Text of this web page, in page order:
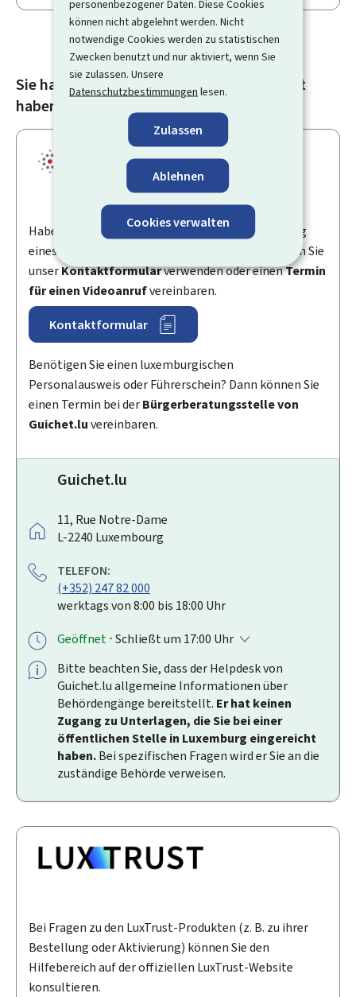
personenbezogener Daten. Diese Cookies
können nicht abgelehnt werden. Nicht
notwendige Cookies werden zu statistischen
Zwecken benutzt und nur aktiviert, wenn Sie
sie zulassen. Unsere
Datenschutzbestimmungen lesen.
Zulassen
Ablehnen
Cookies verwalten
Sie haben nicht gefunden, was Sie gesucht
haben?
Haben Sie eine Frage in Bezug auf die Durchführung
eines Vorgangs oder zu
Guichet.lu? Dann können Sie
unserKontaktformularverwenden oder einenTermin
für einen Videoanrufvereinbaren.
Kontaktformular
Benötigen Sie einen luxemburgischen
Personalausweis oder Führerschein? Dann können Sie
einen Termin bei derBürgerberatungsstelle von
Guichet.luvereinbaren.
Guichet.lu
A
D
E
S
S
:
11, Rue Notre-Dame
L-2240 Luxembourg
TELEFON:
(+352) 247 82 000
werktags von 8:00 bis 18:00 Uhr
Geöffnet⋅ Schließt um 17:00 Uhr
Bitte beachten Sie, dass derHelpdeskvon
Guichet.lu allgemeine Informationen über
Behördengänge bereitstellt. Er hat keinen
Zugang zu Unterlagen, die Sie bei einer
öffentlichen Stelle in Luxemburg eingereicht
haben.Bei spezifischen Fragen wird er Sie an die
zuständige Behörde verweisen.
Bei Fragen zu den LuxTrust-Produkten (z. B. zu ihrer
Bestellung oder Aktivierung) können Sie den
Hilfebereich auf der offiziellen LuxTrust-Website
konsultieren.